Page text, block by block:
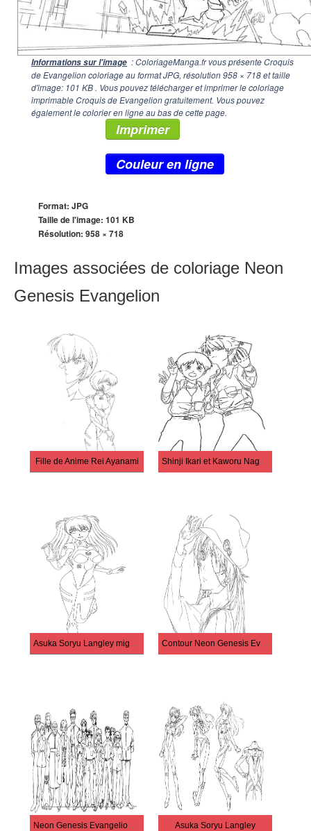
Informations sur l'image : ColoriageManga.fr vous présente Croquis
de Evangelion coloriage au format JPG, résolution958 × 718et taille
d'image: 101 KB . Vous pouvez télécharger et imprimer le coloriage
imprimable Croquis de Evangelion gratuitement. Vous pouvez
également le colorier en ligne au bas de cette page.
Imprimer
Couleur en ligne
Format: JPG
Taille de l'image: 101 KB
Résolution: 958 × 718
Images associées de coloriage Neon
Genesis Evangelion
Fille de Anime Rei Ayanami
Asuka Soryu Langley